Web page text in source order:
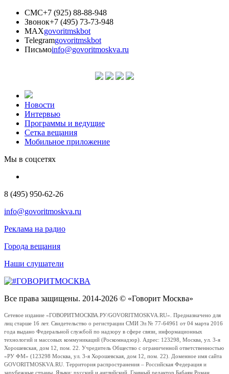
СМС+7 (925) 88-88-948
Звонок+7 (495) 73-73-948
MAXgovoritmskbot
Telegramgovoritmskbot
Письмоinfo@govoritmoskva.ru
Новости
Интервью
Программы и ведущие
Сетка вещания
Мобильное приложение
Мы в соцсетях
8 (495) 950-62-26
info@govoritmoskva.ru
Реклама на радио
Города вещания
Наши слушатели
Все права защищены. 2014-2026 © «Говорит Москва»
Сетевое издание «ГОВОРИТМОСКВА.РУ/GOVORITMOSKVA.RU». Предназначено для
лиц старше 16 лет. Свидетельство о регистрации СМИ Эл № 77-64961 от 04 марта 2016
года выдано Федеральной службой по надзору в сфере связи, информационных
технологий и массовых коммуникаций (Роскомнадзор). Адрес: 123298, Москва, ул. 3-я
Хорошевская, дом 12, пом. 22. Учредитель Общество с ограниченной ответственностью
«РУ ФМ» (123298 Москва, ул. 3-я Хорошевская, дом 12, пом. 22). Доменное имя сайта
GOVORITMOSKVA.RU. Территория распространения – Российская Федерация и
зарубежные страны. Языки: русский и английский. Главный редактор Бабаян Роман